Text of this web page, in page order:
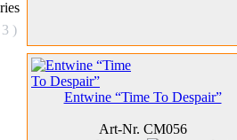
)
Entwine “Time To Despair”
Art-Nr. CM056